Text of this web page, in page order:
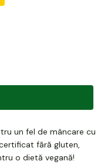
un fel de mâncare cu
fără gluten,
o dietă vegană!